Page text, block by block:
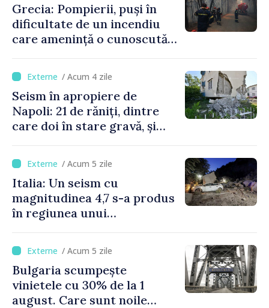
Grecia: Pompierii, puși în
dificultate de un incendiu
care amenință o cunoscută
/ Acum 4 zile
Seism în apropiere de
Napoli: 21 de răniți, dintre
care doi în stare gravă, și
/ Acum 5 zile
Italia: Un seism cu
magnitudinea 4,7 s-a produs
în regiunea unui
de Napoli
/ Acum 5 zile
Bulgaria scumpește
vinietele cu 30% de la 1
august. Care sunt noile